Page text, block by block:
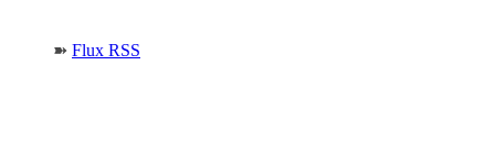
➽ Flux RSS